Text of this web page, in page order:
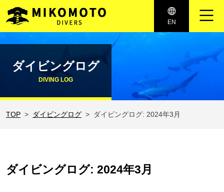
コンテンツへスキップ
メインナビゲーション EN
ダイビングログ
DIVING LOG
TOP ダイビングログ ダイビングログ: 2024年3月
ダイビングログ: 2024年3月